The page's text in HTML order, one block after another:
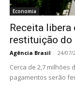
Economia
Receita
restituição do
Agência Brasil - 24/07/
Cerca de 2,7 milhões
pagamentos serão